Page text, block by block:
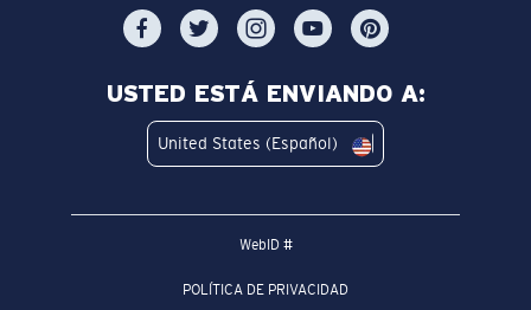
USTED ESTÁ ENVIANDO A:
United States (Español)
WebID #
POLÍTICA DE PRIVACIDAD